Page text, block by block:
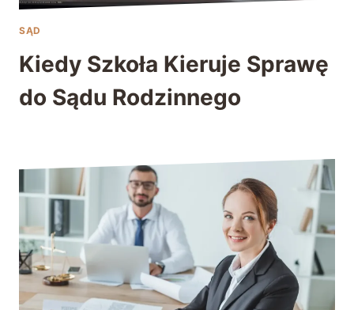
SĄD
Kiedy Szkoła Kieruje Sprawę
do Sądu Rodzinnego